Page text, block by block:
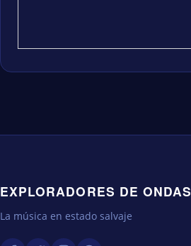
EXPLORADORES DE ONDAS
La música en estado salvaje